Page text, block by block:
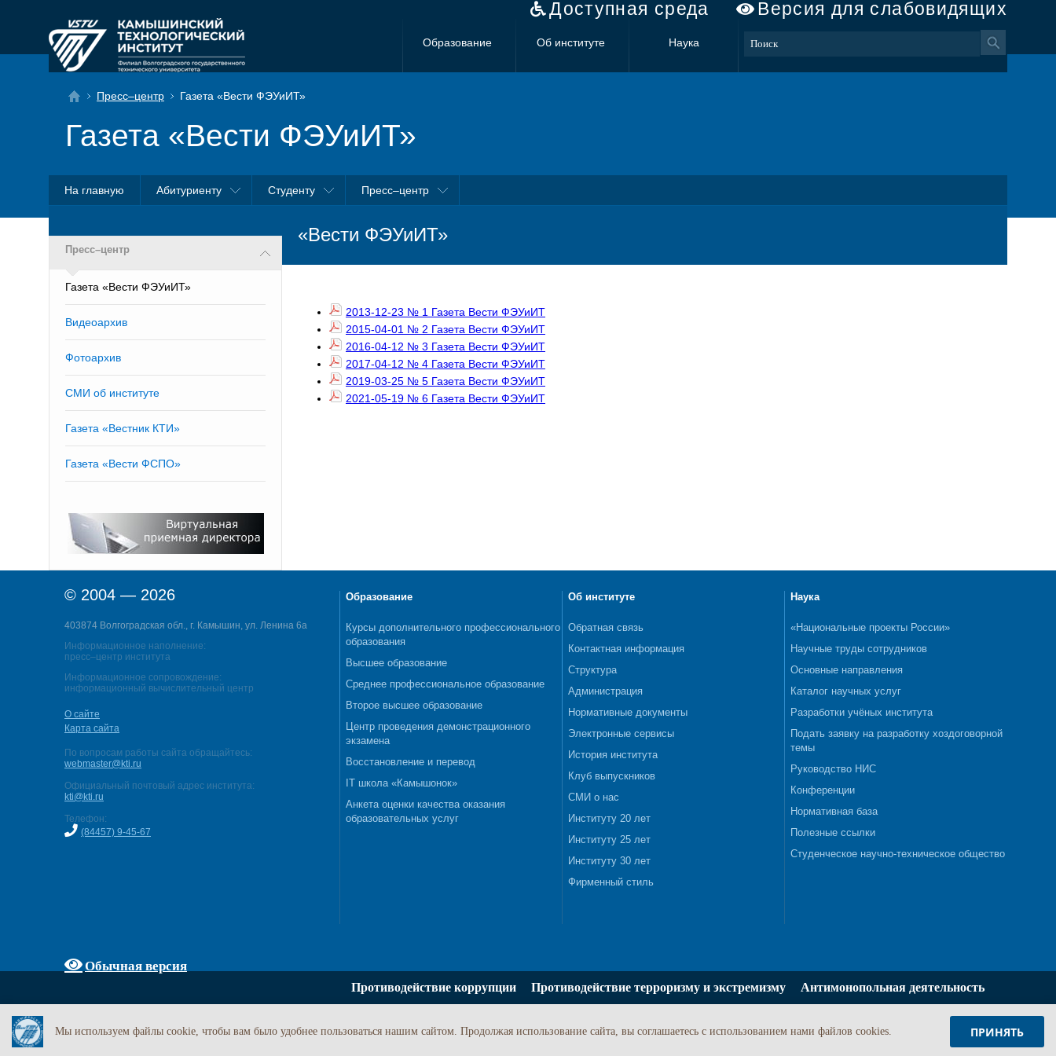
Доступная среда Версия для слабовидящих
Образование Об институте Наука
Пресс–центр Газета «Вести ФЭУиИТ»
Газета «Вести ФЭУиИТ»
На главную Абитуриенту Студенту Пресс–центр
Пресс–центр
Газета «Вести ФЭУиИТ»
Видеоархив
Фотоархив
СМИ об институте
Газета «Вестник КТИ»
Газета «Вести ФСПО»
«Вести ФЭУиИТ»
2013-12-23 № 1 Газета Вести ФЭУиИТ
2015-04-01 № 2 Газета Вести ФЭУиИТ
2016-04-12 № 3 Газета Вести ФЭУиИТ
2017-04-12 № 4 Газета Вести ФЭУиИТ
2019-03-25 № 5 Газета Вести ФЭУиИТ
2021-05-19 № 6 Газета Вести ФЭУиИТ
© 2004 — 2026
403874 Волгоградская обл., г. Камышин, ул. Ленина 6а
Информационное наполнение:
пресс–центр института
Информационное сопровождение:
информационный вычислительный центр
О сайте
Карта сайта
По вопросам работы сайта обращайтесь:
webmaster@kti.ru
Официальный почтовый адрес института:
kti@kti.ru
Телефон:
(84457) 9-45-67
Обычная версия
Образование
Курсы дополнительного профессионального
образования
Высшее образование
Среднее профессиональное образование
Второе высшее образование
Центр проведения демонстрационного
экзамена
Восстановление и перевод
IT школа «Камышонок»
Анкета оценки качества оказания
образовательных услуг
Об институте
Обратная связь
Контактная информация
Структура
Администрация
Нормативные документы
Электронные сервисы
История института
Клуб выпускников
СМИ о нас
Институту 20 лет
Институту 25 лет
Институту 30 лет
Фирменный стиль
Наука
«Национальные проекты России»
Научные труды сотрудников
Основные направления
Каталог научных услуг
Разработки учёных института
Подать заявку на разработку хоздоговорной
темы
Руководство НИС
Конференции
Нормативная база
Полезные ссылки
Студенческое научно-техническое общество
Противодействие коррупции Противодействие терроризму и экстремизму Антимонопольная деятельность
Мы используем файлы cookie, чтобы вам было удобнее пользоваться нашим сайтом. Продолжая использование сайта, вы соглашаетесь c использованием нами файлов cookies. ПРИНЯТЬ